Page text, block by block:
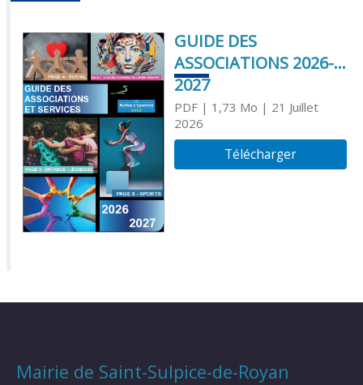
GUIDE DES
ASSOCIATIONS 2026-
2027
PDF| 1,73 Mo | 21 Juillet
2026
Télécharger
Mairie de Saint-Sulpice-de-Royan